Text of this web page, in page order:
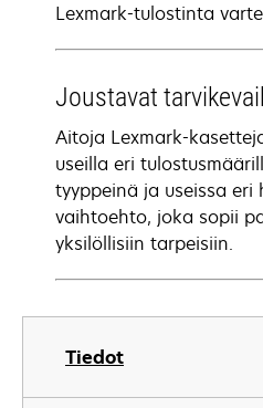
Tiedot
Lexmark-tulostinta
Joustavat
Aitoja Lexmark-
useilla eri
tyyppeinä ja useissa eri
vaihtoehto, joka sopii
yksilöllisiin tarpeisiin.